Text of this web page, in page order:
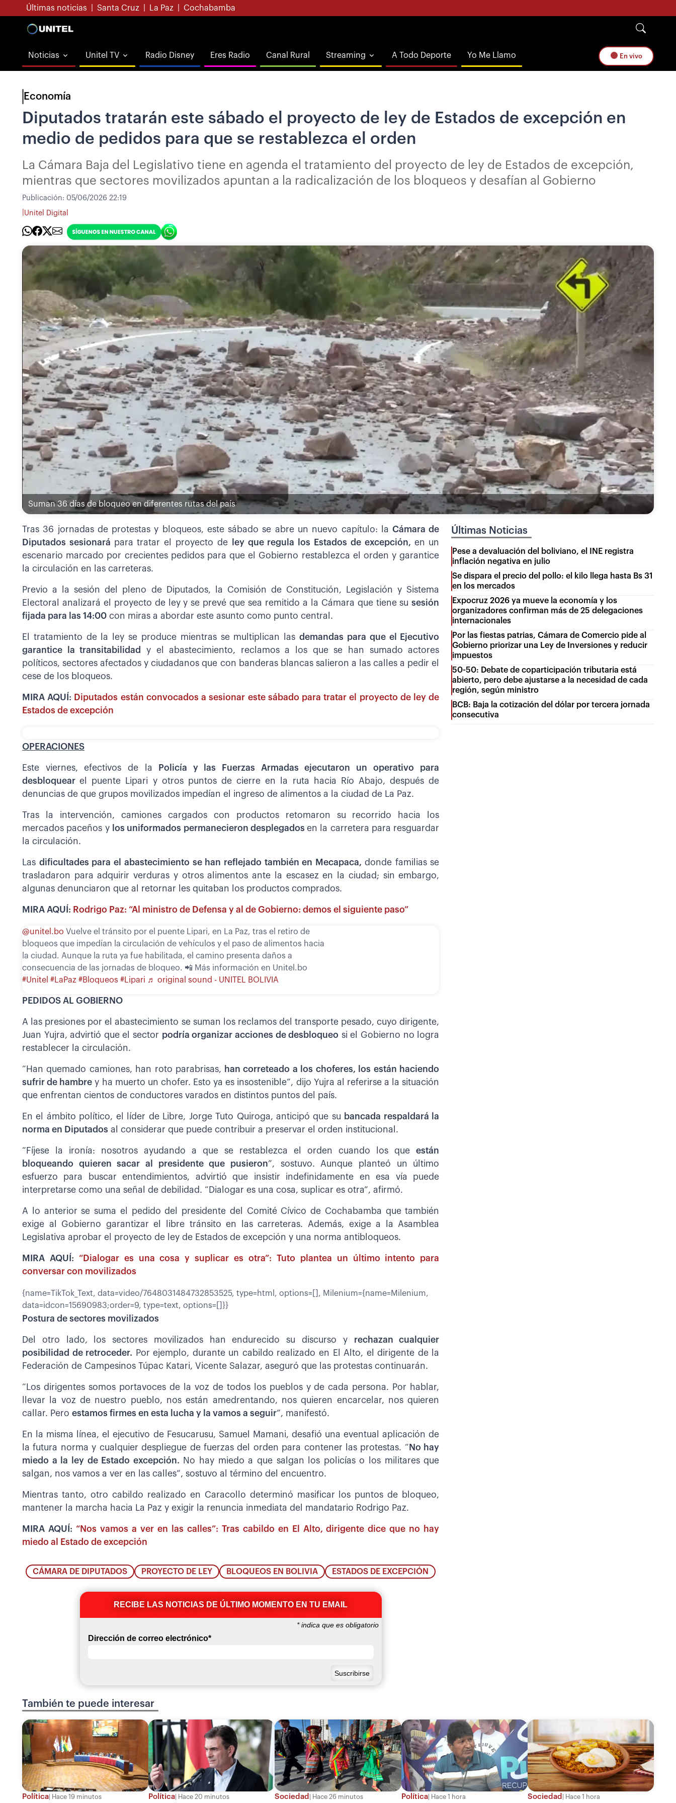
Últimas noticias Santa Cruz La Paz Cochabamba
Noticias Unitel TV Radio Disney Eres Radio Canal Rural Streaming A Todo Deporte Yo Me Llamo En vivo
Economía
Diputados tratarán este sábado el proyecto de ley de Estados de excepción en
medio de pedidos para que se restablezca el orden
La Cámara Baja del Legislativo tiene en agenda el tratamiento del proyecto de ley de Estados de excepción,
mientras que sectores movilizados apuntan a la radicalización de los bloqueos y desafían al Gobierno
Publicación: 05/06/2026 22:19
Unitel Digital
Suman 36 días de bloqueo en diferentes rutas del país
Tras 36 jornadas de protestas y bloqueos, este sábado se abre un nuevo capítulo: laCámara de
Diputados sesionará para tratar el proyecto de ley que regula los Estados de excepción, en un
escenario marcado por crecientes pedidos para que el Gobierno restablezca el orden y garantice
la circulación en las carreteras.
Previo a la sesión del pleno de Diputados, la Comisión de Constitución, Legislación y Sistema
Electoral analizará el proyecto de ley y se prevé que sea remitido a la Cámara que tiene susesión
fijada para las 14:00 con miras a abordar este asunto como punto central.
El tratamiento de la ley se produce mientras se multiplican lasdemandas para que el Ejecutivo
garantice la transitabilidad
y el abastecimiento, reclamos a los que se han sumado actores
políticos, sectores afectados y ciudadanos que con banderas blancas salieron a las calles a pedir el
cese de los bloqueos.
MIRA AQUÍ: Diputados están convocados a sesionar este sábado para tratar el proyecto de ley de
Estados de excepción
OPERACIONES
Este viernes, efectivos de la Policía y las Fuerzas Armadas ejecutaron un operativo
para
desbloquearel puente Lipari y otros puntos de cierre en la ruta hacia Río Abajo, después de
denuncias de que grupos movilizados impedían el ingreso de alimentos a la ciudad de La Paz.
Tras la intervención, camiones cargados con productos retomaron su recorrido hacia los
mercados paceños y los uniformados permanecieron desplegadosen la carretera para resguardar
la circulación.
Las dificultades para el abastecimiento se han reflejado también en Mecapaca, donde familias se
trasladaron para adquirir verduras y otros alimentos ante la escasez en la ciudad; sin embargo,
algunas denunciaron que al retornar les quitaban los productos comprados.
MIRA AQUÍ: Rodrigo Paz: “Al ministro de Defensa y al de Gobierno: demos el siguiente paso”
@unitel.bo Vuelve el tránsito por el puente Lipari, en La Paz, tras el retiro de
bloqueos que impedían la circulación de vehículos y el paso de alimentos hacia
la ciudad. Aunque la ruta ya fue habilitada, el camino presenta daños a
consecuencia de las jornadas de bloqueo. 📲 Más información en Unitel.bo
#Unitel #LaPaz #Bloqueos #Lipari ♬ original sound - UNITEL BOLIVIA
PEDIDOS AL GOBIERNO
A las presiones por el abastecimiento se suman los reclamos del transporte pesado, cuyo dirigente,
Juan Yujra, advirtió que el sector podría organizar acciones de desbloqueo si el Gobierno no logra
restablecer la circulación.
“Han quemado camiones, han roto parabrisas, han correteado a los choferes, los están haciendo
sufrir de hambre y ha muerto un chofer. Esto ya es insostenible”, dijo Yujra al referirse a la situación
que enfrentan cientos de conductores varados en distintos puntos del país.
En el ámbito político, el líder de Libre, Jorge Tuto Quiroga, anticipó que su bancada respaldará la
norma en Diputados al considerar que puede contribuir a preservar el orden institucional.
“Fíjese la ironía: nosotros ayudando a que se restablezca el orden cuando los queestán
bloqueando quieren sacar al presidente que pusieron”, sostuvo. Aunque planteó un último
esfuerzo para buscar entendimientos, advirtió que insistir indefinidamente en esa vía puede
interpretarse como una señal de debilidad. “Dialogar es una cosa, suplicar es otra”, afirmó.
A lo anterior se suma el pedido del presidente del Comité Cívico de Cochabamba que también
exige al Gobierno garantizar el libre tránsito en las carreteras. Además, exige a la Asamblea
Legislativa aprobar el proyecto de ley de Estados de excepción y una norma antibloqueos.
MIRA AQUÍ: “Dialogar es una cosa y suplicar es otra”: Tuto plantea un último intento para
conversar con movilizados
{name=TikTok_Text, data=video/7648031484732853525, type=html, options=[], Milenium={name=Milenium,
data=idcon=15690983;order=9, type=text, options=[]}}
Postura de sectores movilizados
Del otro lado, los sectores movilizados han endurecido su discurso y rechazan cualquier
posibilidad de retroceder. Por ejemplo, durante un cabildo realizado en El Alto, el dirigente de la
Federación de Campesinos Túpac Katari, Vicente Salazar, aseguró que las protestas continuarán.
“Los dirigentes somos portavoces de la voz de todos los pueblos y de cada persona. Por hablar,
llevar la voz de nuestro pueblo, nos están amedrentando, nos quieren encarcelar, nos quieren
callar. Pero estamos firmes en esta lucha y la vamos a seguir”, manifestó.
En la misma línea, el ejecutivo de Fesucarusu, Samuel Mamani, desafió una eventual aplicación de
la futura norma y cualquier despliegue de fuerzas del orden para contener las protestas. “ No hay
miedo a la ley de Estado excepción. No hay miedo a que salgan los policías o los militares que
salgan, nos vamos a ver en las calles”, sostuvo al término del encuentro.
Mientras tanto, otro cabildo realizado en Caracollo determinó masificar los puntos de bloqueo,
mantener la marcha hacia La Paz y exigir la renuncia inmediata del mandatario Rodrigo Paz.
MIRA AQUÍ: “Nos vamos a ver en las calles”: Tras cabildo en El Alto, dirigente dice que no hay
miedo al Estado de excepción
CÁMARA DE DIPUTADOS PROYECTO DE LEY BLOQUEOS EN BOLIVIA ESTADOS DE EXCEPCIÓN
RECIBE LAS NOTICIAS DE ÚLTIMO MOMENTO EN TU EMAIL
*indica que es obligatorio
Dirección de correo electrónico*
Últimas Noticias
Pese a devaluación del boliviano, el INE registra
inflación negativa en julio
Se dispara el precio del pollo: el kilo llega hasta Bs 31
en los mercados
Expocruz 2026 ya mueve la economía y los
organizadores confirman más de 25 delegaciones
internacionales
Por las fiestas patrias, Cámara de Comercio pide al
Gobierno priorizar una Ley de Inversiones y reducir
impuestos
50-50: Debate de coparticipación tributaria está
abierto, pero debe ajustarse a la necesidad de cada
región, según ministro
BCB: Baja la cotización del dólar por tercera jornada
consecutiva
También te puede interesar
Política Hace 19 minutos Política Hace 20 minutos Sociedad Hace 26 minutos Política Hace 1 hora Sociedad Hace 1 hora